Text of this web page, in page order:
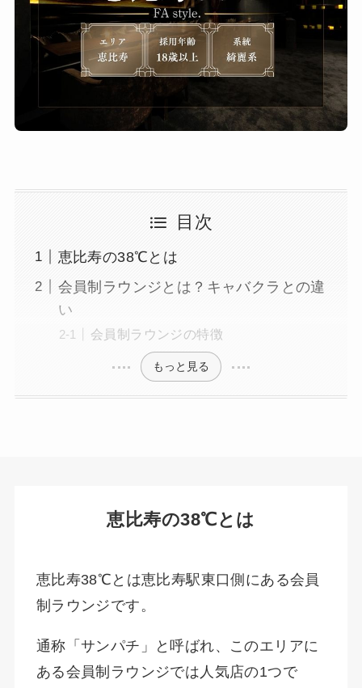
目次
恵比寿の38℃とは
会員制ラウンジとは？キャバクラとの違
い
会員制ラウンジの特徴
もっと見る
恵比寿の38℃とは
恵比寿38℃とは恵比寿駅東口側にある会員
制ラウンジです。
通称「サンパチ」と呼ばれ、このエリアに
ある会員制ラウンジでは人気店の1つで